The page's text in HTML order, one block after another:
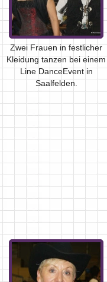
Zwei Frauen in festlicher
Kleidung tanzen bei einem
Line DanceEvent in
Saalfelden.